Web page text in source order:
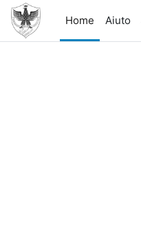
Vai al contenuto principale
Home
Aiuto